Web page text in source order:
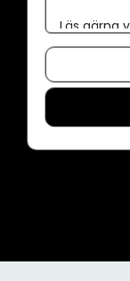
Läs gärna
Om du vill